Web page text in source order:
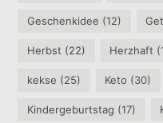
Geschenkidee (12)
Herbst (22) Herzhaft
kekse (25) Keto (30)
Kindergeburtstag (17)